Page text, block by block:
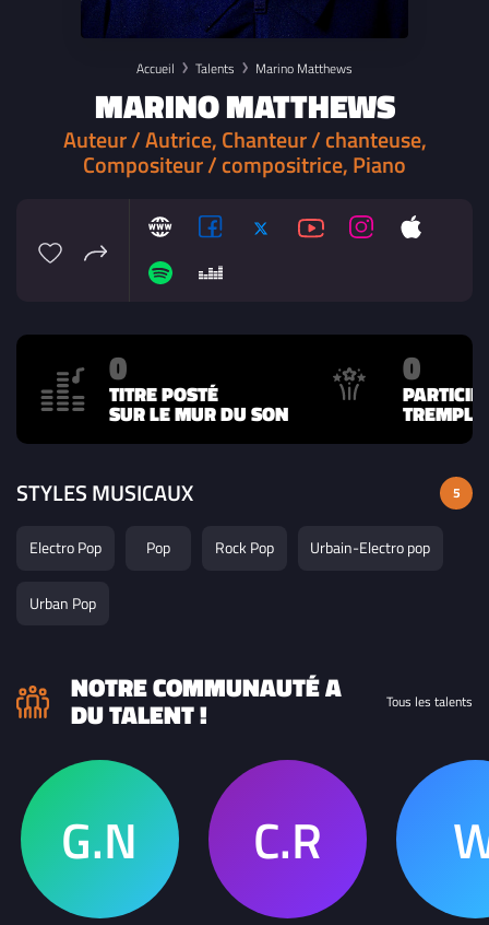
Accueil Talents Marino Matthews
MARINO MATTHEWS
Auteur / Autrice, Chanteur / chanteuse,
Compositeur / compositrice, Piano
0
TITRE POSTÉ
SUR LE MUR DU SON
0
STYLES MUSICAUX 5
Electro Pop Pop Rock Pop Urbain-Electro pop
Urban Pop
NOTRE COMMUNAUTÉ A
DU TALENT ! Tous les talents